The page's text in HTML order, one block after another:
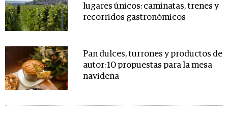
lugares únicos: caminatas, trenes y
recorridos gastronómicos
Pan dulces, turrones y productos de
autor: 10 propuestas para la mesa
navideña